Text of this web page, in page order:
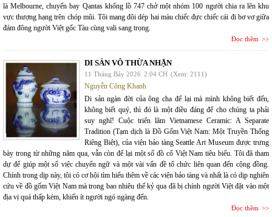
là Melbourne, chuyến bay Qantas khổng lồ 747 chở một nhóm 100 người chia ra lên khu
vực thượng hạng trên chóp mũi. Tôi mang đôi dép hai màu chiếc đực chiếc cái đi bơ vơ giữa
đám đông người Việt gốc Tàu cùng vali sang trọng.
Đọc thêm
DI SẢN VÔ THỪA NHẬN
11 Tháng Bảy 2026 2:04 CH (Xem: 2111)
Nguyễn Công Khanh
Di sản ngàn đời của ông cha để lại mà mình không biết đến,
không biết quý, thì đó là một điều đáng để cho chúng ta phải
suy nghĩ! Cuộc triển lãm Vietnamese Ceramic: A Separate
Tradition (Tạm dịch là Đồ Gốm Việt Nam: Một Truyền Thống
Riêng Biệt), của viện bảo tàng Seattle Art Museum được trưng
bày trong từ những năm qua, vẫn còn để lại một số đồ cổ Việt Nam tiêu biểu. Tôi đã tham
dự để giúp một số việc chuyển ngữ và một vài vấn đề tổ chức liên quan đến cộng đồng.
Chính trong dịp này, tôi có cơ hội tìm hiểu thêm về các viện bảo tàng và nhất là có dịp nghiên
cứu về đồ gốm Việt Nam mà trong bao nhiêu thế kỷ qua đã bị chính người Việt đặt vào một
địa vị quá thấp kém, khiến ít người ngó ngàng đến.
Đọc thêm